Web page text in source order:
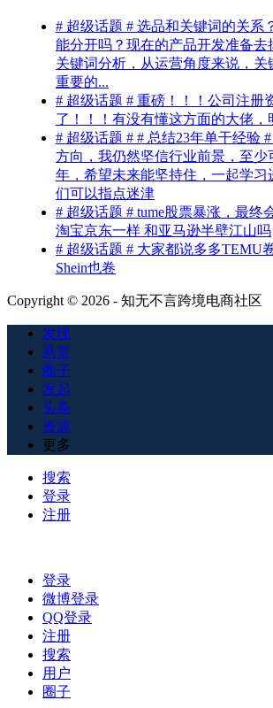
# 超级话题 # 选品和关键词的关系
能分开吗？现在的产品开发准备去
关键词分析，从运营角度来说，关
重要的...
# 超级话题 # 重磅！！！公司注册
了！！！有没有懂这方面的大佬，
# 超级话题 # # 总结23年单干经验
方向，我仍然坚信行业前景，至少
年，希望未来能坚持住，一起学习
们可以指点迷津
# 超级话题 # tume股票暴涨，最终
淘宝京东一样 和亚马逊半壁江山吗
# 超级话题 # 大家都说多多TEMU
Shein也卷
Copyright © 2026 - 知无不言跨境电商社区
发现
悬赏
圈子
发起
头条
资源
更多
搜索
登录
注册
登录
微博登录
QQ登录
注册
搜索
用户
圈子